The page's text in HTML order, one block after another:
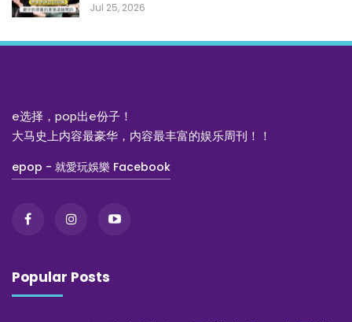
Jul 25, 2026
e选择，pop出e份子！
大马史上内容最豪华，内容最丰富的娱乐周刊！！
epop - 就愛玩娛樂 Facebook
Popular Posts